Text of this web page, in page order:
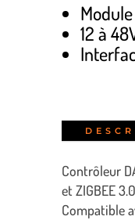
12 à
Contrôleur
et ZIGBEE
Compatible